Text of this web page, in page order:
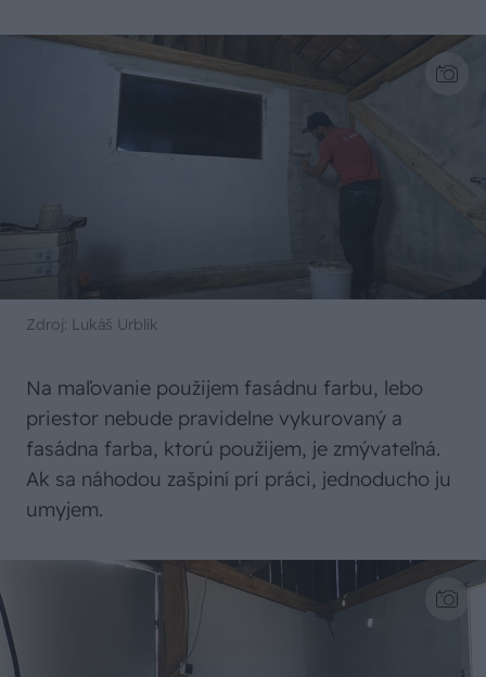
Zdroj: Lukáš Urblík
Na maľovanie použijem fasádnu farbu, lebo
priestor nebude pravidelne vykurovaný a
fasádna farba, ktorú použijem, je zmývateľná.
Ak sa náhodou zašpiní pri práci, jednoducho ju
umyjem.